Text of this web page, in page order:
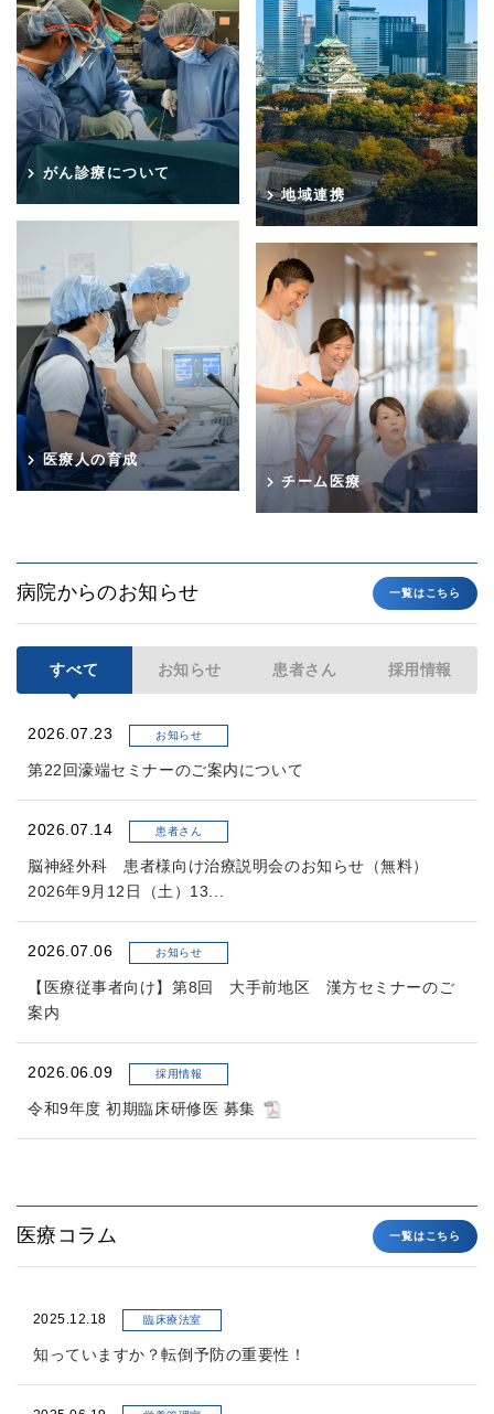
がん診療について
地域連携
医療人の育成
チーム医療
病院からのお知らせ 一覧はこちら
すべて お知らせ 患者さん 採用情報
2026.07.23 お知らせ
第22回濠端セミナーのご案内について
2026.07.14 患者さん
脳神経外科 患者様向け治療説明会のお知らせ（無料）
2026年9月12日（土）13...
2026.07.06 お知らせ
【医療従事者向け】第8回 大手前地区 漢方セミナーのご
案内
2026.06.09 採用情報
令和9年度 初期臨床研修医 募集
医療コラム 一覧はこちら
2025.12.18 臨床療法室
知っていますか？転倒予防の重要性！